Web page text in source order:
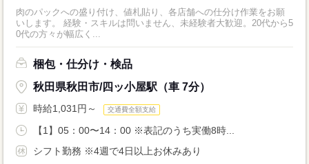
肉のパックへの盛り付け、値札貼り、各店舗への仕分け作業をお願
いします。 経験・スキルは問いません、未経験者大歓迎。20代から5
0代の方々が幅広く...
梱包・仕分け・検品
秋田県秋田市/四ッ小屋駅（車 7分）
時給1,031円～ 交通費全額支給
【1】05：00〜14：00 ※表記のうち実働8時...
シフト勤務 ※4週で4日以上お休みあり